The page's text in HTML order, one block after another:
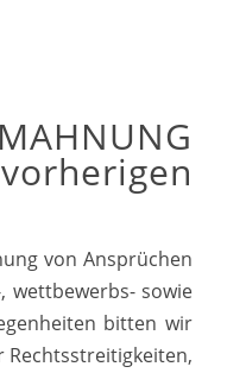
von Ansprüchen
wettbewerbs- sowie
bitten wir